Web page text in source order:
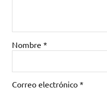
Nombre *
Correo electrónico *